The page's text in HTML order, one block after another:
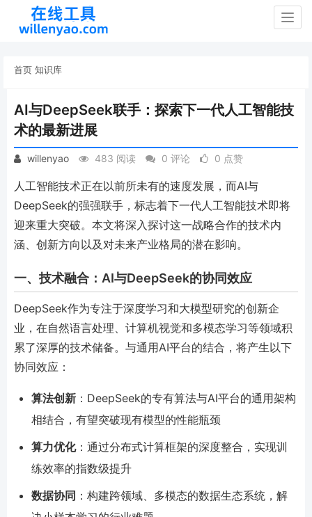
首页 知识库
AI与DeepSeek联手：探索下一代人工智能技
术的最新进展
willenyao 483 阅读 0 评论 0 点赞
人工智能技术正在以前所未有的速度发展，而AI与
DeepSeek的强强联手，标志着下一代人工智能技术即将
迎来重大突破。本文将深入探讨这一战略合作的技术内
涵、创新方向以及对未来产业格局的潜在影响。
一、技术融合：AI与DeepSeek的协同效应
DeepSeek作为专注于深度学习和大模型研究的创新企
业，在自然语言处理、计算机视觉和多模态学习等领域积
累了深厚的技术储备。与通用AI平台的结合，将产生以下
协同效应：
算法创新 ：DeepSeek的专有算法与AI平台的通用架构
相结合，有望突破现有模型的性能瓶颈
算力优化：通过分布式计算框架的深度整合，实现训
练效率的指数级提升
数据协同 ：构建跨领域、多模态的数据生态系统，解